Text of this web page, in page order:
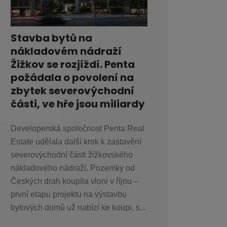
Stavba bytů na
nákladovém nádraží
Žižkov se rozjíždí. Penta
požádala o povolení na
zbytek severovýchodní
části, ve hře jsou miliardy
Developerská společnost Penta Real
Estate udělala další krok k zastavění
severovýchodní části žižkovského
nákladového nádraží. Pozemky od
Českých drah koupila vloni v říjnu –
první etapu projektu na výstavbu
bytových domů už nabízí ke koupi, s...